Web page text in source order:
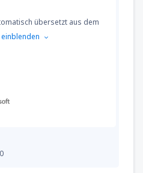
übersetzt aus dem